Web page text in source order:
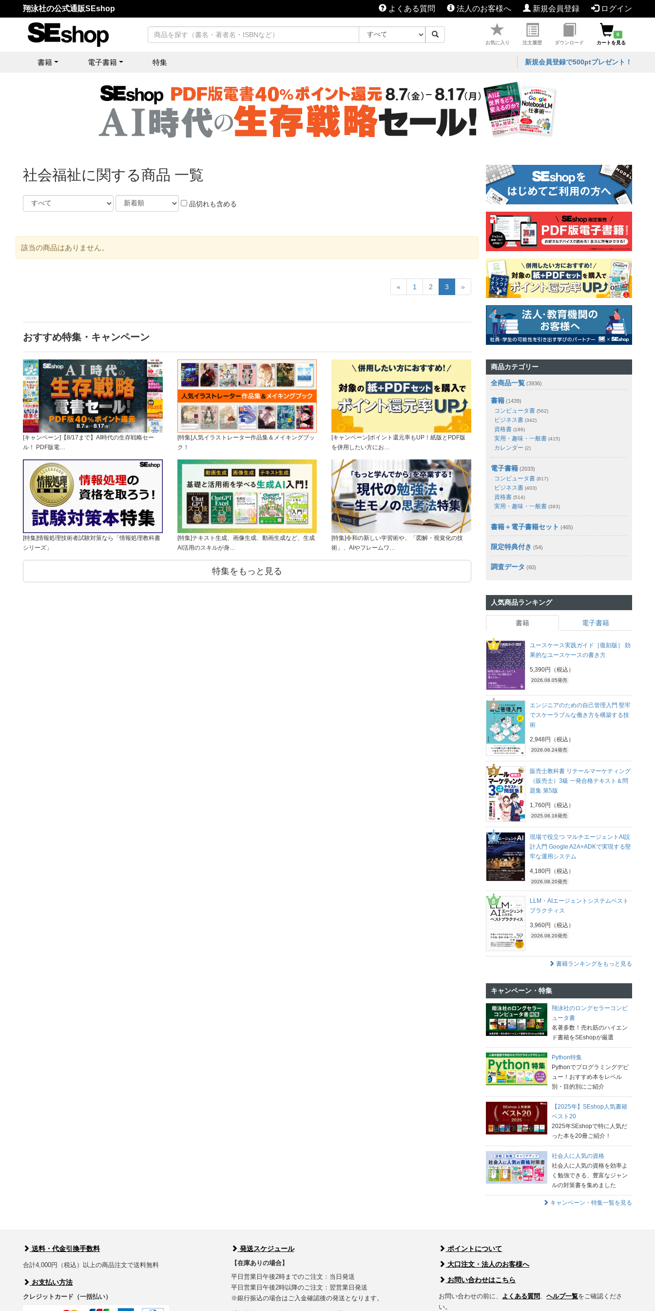
翔泳社の公式通販SEshop よくある質問 法人のお客様へ 新規会員登録 ログイン
お気に入り 注文履歴 ダウンロード
0
カートを見る
書籍 電子書籍 特集 新規会員登録で500ptプレゼント！
社会福祉に関する商品 一覧
品切れも含める
該当の商品はありません。
« 1 2 3 »
おすすめ特集・キャンペーン
[キャンペーン]【8/17まで】AI時代の生存戦略セー
ル！ PDF版電…
[特集]人気イラストレーター作品集＆メイキングブッ
ク！
[キャンペーン]ポイント還元率もUP！紙版とPDF版
を併用したい方にお…
[特集]情報処理技術者試験対策なら「情報処理教科書
シリーズ」
[特集]テキスト生成、画像生成、動画生成など、生成
AI活用のスキルが身…
[特集]令和の新しい学習術や、「図解・視覚化の技
術」、AIやフレームワ…
特集をもっと見る
商品カテゴリー
全商品一覧 (3936)
書籍 (1439)
コンピュータ書 (562)
ビジネス書 (342)
資格書 (186)
実用・趣味・一般書 (415)
カレンダー (2)
電子書籍 (2033)
コンピュータ書 (817)
ビジネス書 (403)
資格書 (514)
実用・趣味・一般書 (383)
書籍＋電子書籍セット (465)
限定特典付き (54)
調査データ (60)
人気商品ランキング
書籍 電子書籍
ユースケース実践ガイド［復刻版］ 効
果的なユースケースの書き方
5,390円（税込）
2026.08.05発売
エンジニアのための自己管理入門 堅牢
でスケーラブルな働き方を構築する技
術
2,948円（税込）
2026.06.24発売
販売士教科書 リテールマーケティング
（販売士）3級 一発合格テキスト＆問
題集 第5版
1,760円（税込）
2025.06.16発売
現場で役立つ マルチエージェントAI設
計入門 Google A2A×ADKで実現する堅
牢な運用システム
4,180円（税込）
2026.08.20発売
LLM・AIエージェントシステムベスト
プラクティス
3,960円（税込）
2026.08.20発売
書籍ランキングをもっと見る
キャンペーン・特集
翔泳社のロングセラーコンピ
ュータ書
名著多数！売れ筋のハイエン
ド書籍をSEshopが厳選
Python特集
Pythonでプログラミングデビ
ュー！おすすめ本をレベル
別・目的別にご紹介
【2025年】SEshop人気書籍
ベスト20
2025年SEshopで特に人気だ
った本を20冊ご紹介！
社会人に人気の資格
社会人に人気の資格を効率よ
く勉強できる、豊富なジャン
ルの対策書を集めました
キャンペーン・特集一覧を見る
送料・代金引換手数料
合計4,000円（税込）以上の商品注文で送料無料
お支払い方法
クレジットカード（一括払い）
発送スケジュール
【在庫ありの場合】
平日営業日午後2時までのご注文：当日発送
平日営業日午後2時以降のご注文：翌営業日発送
※銀行振込の場合はご入金確認後の発送となります。
ポイントについて
大口注文・法人のお客様へ
お問い合わせはこちら
お問い合わせの前に、 よくある質問、ヘルプ一覧をご確認くださ
い。